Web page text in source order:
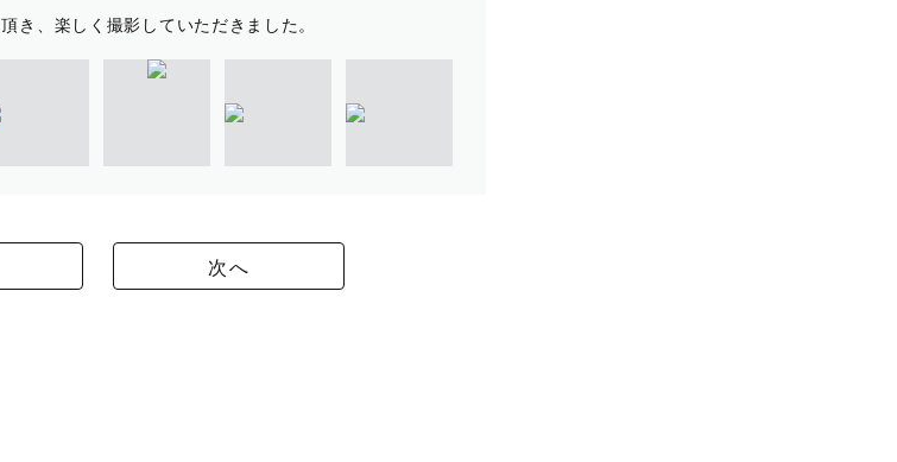
き、楽しく撮影していただきました。
次へ